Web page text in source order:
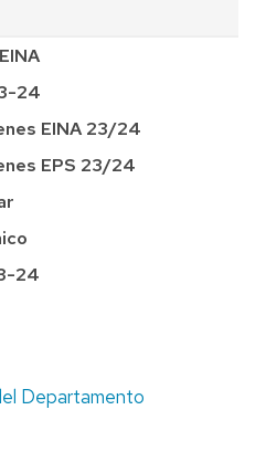
24
EINA 23/24
EPS 23/24
24
Departamento